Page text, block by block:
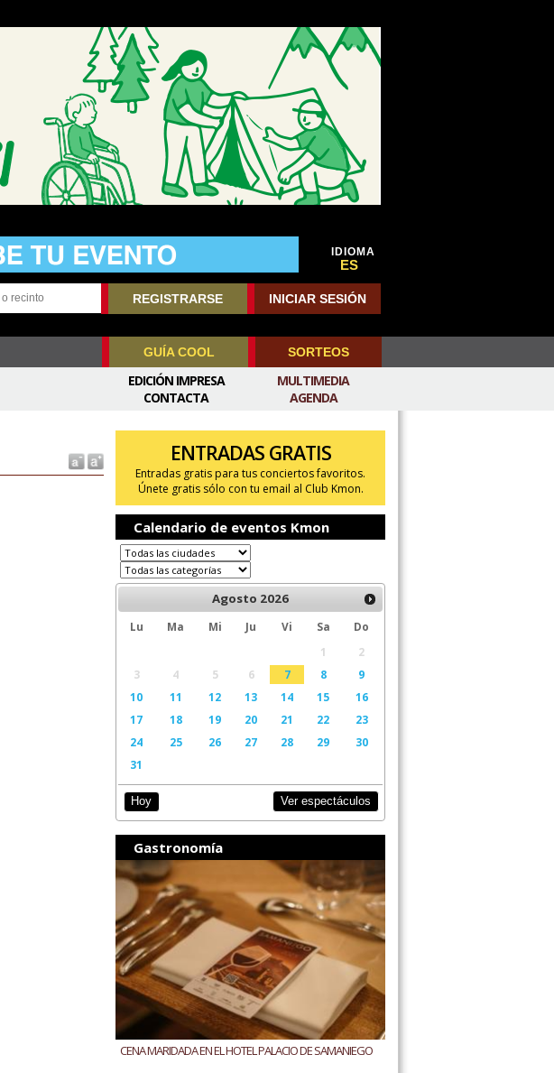
IDIOMA
ES
REGISTRARSE INICIAR SESIÓN
GUÍA COOL SORTEOS
MULTIMEDIA
AGENDA
EDICIÓN IMPRESA
CONTACTA
ENTRADAS GRATIS
Entradas gratis para tus conciertos favoritos.
Únete gratis sólo con tu email al Club Kmon.
Calendario de eventos Kmon
Agosto 2026
Lu Ma Mi Ju Vi Sa
Do
1
2
3
4 5 6 7 8
9
10
11 12 13 14 15
16
17
18 19 20 21 22
23
24
25 26 27 28 29
30
31
Hoy Ver espectáculos
Gastronomía
CENA MARIDADA EN EL HOTEL PALACIO DE SAMANIEGO